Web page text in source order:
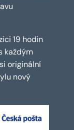
19 hodin
každým
originální
nový